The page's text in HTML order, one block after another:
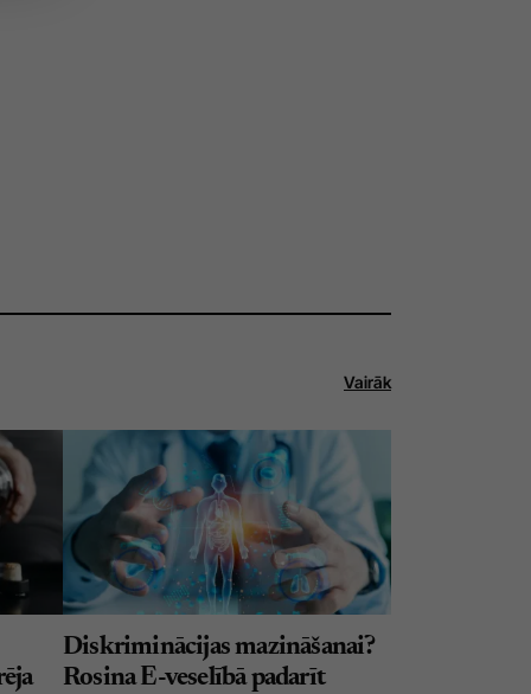
Vairāk
Diskriminācijas mazināšanai?
Rosina E-veselībā padarīt